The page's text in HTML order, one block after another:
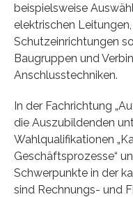
beispielsweise
elektrischen
Schutzeinrichtungen
Baugruppen und
Anschlusstechniken.
In der Fachrichtung
die Auszubildenden
Wahlqualifikationen
Geschäftsprozesse“
Schwerpunkte in der
sind Rechnungs- und